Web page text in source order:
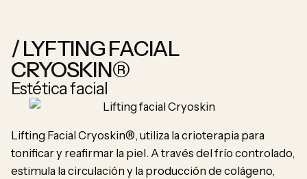
/ LYFTING FACIAL
CRYOSKIN®
Estética facial
Lifting Facial Cryoskin®, utiliza la crioterapia para
tonificar y reafirmar la piel. A través del frío controlado,
estimula la circulación y la producción de colágeno,